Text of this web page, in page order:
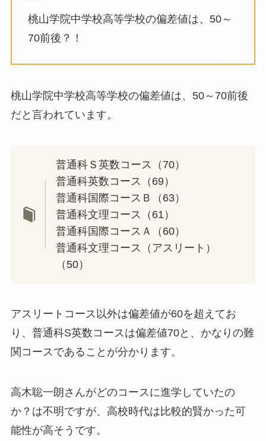
桃山学院中学校高等学校の偏差値は、50～
70前後？！
桃山学院中学校高等学校の偏差値は、50～70前後
だと言われています。
普通科Ｓ英数コース（70）
普通科英数コース（69）
普通科国際コースＢ（63）
普通科文理コース（61）
普通科国際コースＡ（60）
普通科文理コース（アスリート）
（50）
アスリートコース以外は偏差値が60を超えてお
り、普通科S英数コースは偏差値70と、かなりの難
関コースであることが分かります。
高木聡一朗さんがどのコースに進学していたの
か？は不明ですが、高校時代は比較的賢かった可
能性が高そうです。